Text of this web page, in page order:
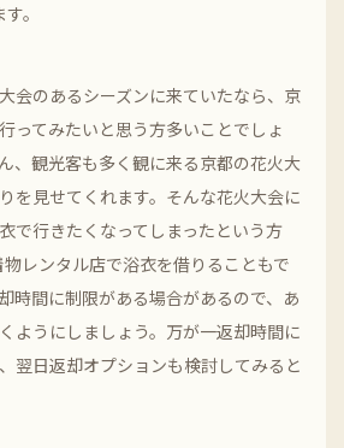
。
会のあるシーズンに来ていたなら、京
ってみたいと思う方多いことでしょ
、観光客も多く観に来る京都の花火大
を見せてくれます。そんな花火大会に
で行きたくなってしまったという方
レンタル店で浴衣を借りることもで
時間に制限がある場合があるので、あ
ようにしましょう。万が一返却時間に
翌日返却オプションも検討してみると